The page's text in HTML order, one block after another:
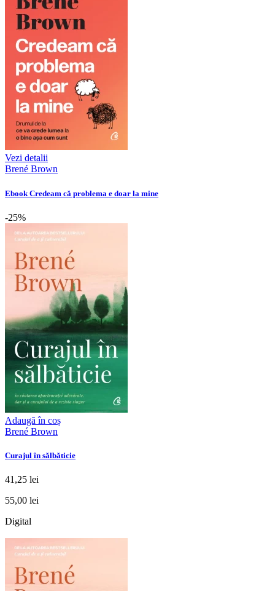
Vezi detalii
Brené Brown
Ebook Credeam că problema e doar la mine
-25%
Adaugă în coș
Brené Brown
Curajul în sălbăticie
41,25 lei
55,00 lei
Digital